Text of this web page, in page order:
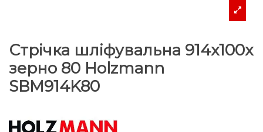
Стрічка шліфувальна 914x100x
зерно 80 Holzmann
SBM914K80